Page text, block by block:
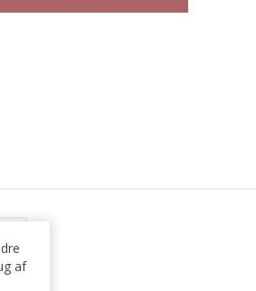
af